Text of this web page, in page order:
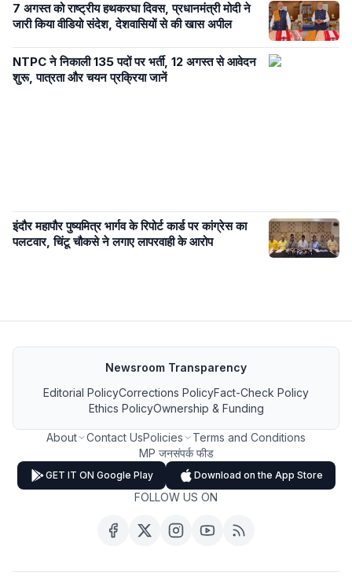
7 अगस्त को राष्ट्रीय हथकरघा दिवस, प्रधानमंत्री मोदी ने
जारी किया वीडियो संदेश, देशवासियों से की खास अपील
NTPC ने निकाली 135 पदों पर भर्ती, 12 अगस्त से आवेदन
शुरू, पात्रता और चयन प्रक्रिया जानें
इंदौर महापौर पुष्यमित्र भार्गव के रिपोर्ट कार्ड पर कांग्रेस का
पलटवार, चिंटू चौकसे ने लगाए लापरवाही के आरोप
Newsroom Transparency
Editorial PolicyCorrections PolicyFact-Check Policy
Ethics PolicyOwnership & Funding
About Contact UsPolicies
Terms and Conditions
MP जनसंपर्क फीड
GET IT ON Google Play Download on the App Store
FOLLOW US ON